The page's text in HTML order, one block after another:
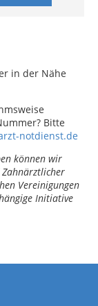
in der Nähe
Bitte
notdienst.de
können wir
Zahnärztlicher
Vereinigungen
Initiative